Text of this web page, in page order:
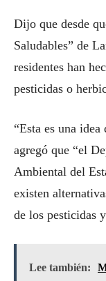
Dijo que desde
Saludables” de
residentes han
pesticidas o
“Esta es una
agregó que “el
Ambiental del
existen
de los pesticidas
Lee también: